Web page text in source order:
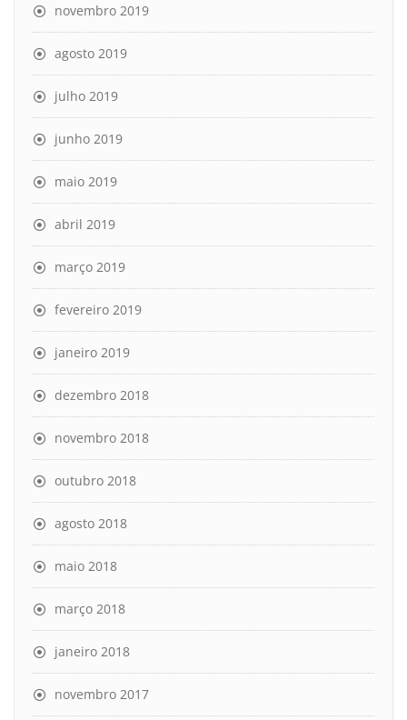
novembro 2019
agosto 2019
julho 2019
junho 2019
maio 2019
abril 2019
março 2019
fevereiro 2019
janeiro 2019
dezembro 2018
novembro 2018
outubro 2018
agosto 2018
maio 2018
março 2018
janeiro 2018
novembro 2017